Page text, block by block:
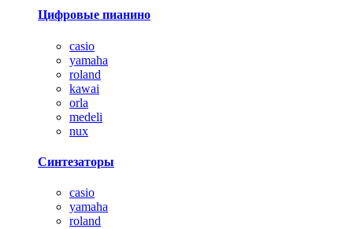
Цифровые пианино
casio
yamaha
roland
kawai
orla
medeli
nux
Синтезаторы
casio
yamaha
roland